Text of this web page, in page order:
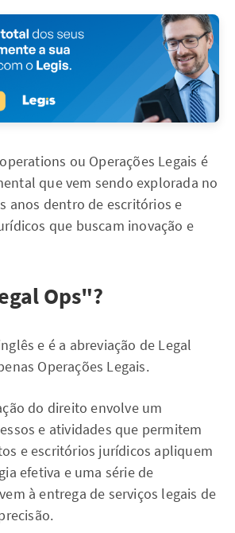
ou Operações Legais é
que vem sendo explorada no
anos dentro de escritórios e
que buscam inovação e
Ops"?
e é a abreviação de Legal
Operações Legais.
do direito envolve um
e atividades que permitem
e escritórios jurídicos apliquem
efetiva e uma série de
à entrega de serviços legais de